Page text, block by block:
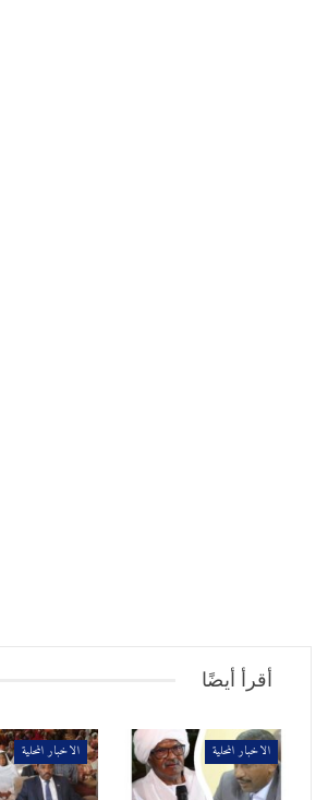
أقرأ أيضًا
الاخبار المحلية الاخبار المحلية